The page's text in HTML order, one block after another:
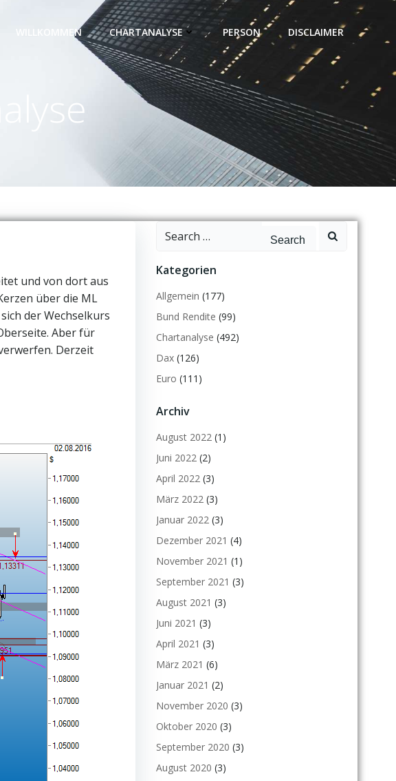
WILLKOMMEN CHARTANALYSE PERSON DISCLAIMER
und von dort aus
über die ML
der Wechselkurs
Aber für
Derzeit
Search
Kategorien
Allgemein (177)
Bund Rendite (99)
Chartanalyse (492)
Dax (126)
Euro (111)
Archiv
August 2022 (1)
Juni 2022 (2)
April 2022 (3)
März 2022 (3)
Januar 2022 (3)
Dezember 2021 (4)
November 2021 (1)
September 2021 (3)
August 2021 (3)
Juni 2021 (3)
April 2021 (3)
März 2021 (6)
Januar 2021 (2)
November 2020 (3)
Oktober 2020 (3)
September 2020 (3)
August 2020 (3)